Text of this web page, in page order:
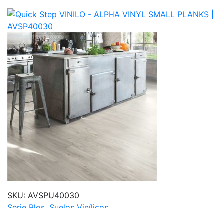
SKU: AVSPU40030